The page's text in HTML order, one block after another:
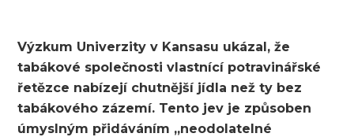
Výzkum Univerzity v Kansasu ukázal, že
tabákové společnosti vlastnící potravinářské
řetězce nabízejí chutnější jídla než ty bez
tabákového zázemí. Tento jev je způsoben
úmyslným přidáváním „neodolatelné